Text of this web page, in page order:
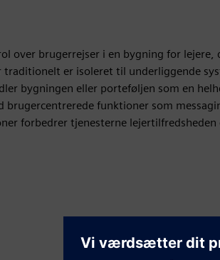
over brugerrejser i en bygning for
traditionelt er isoleret til underliggende
bygningen eller porteføljen som en
brugercentrerede funktioner som
forbedrer tjenesterne